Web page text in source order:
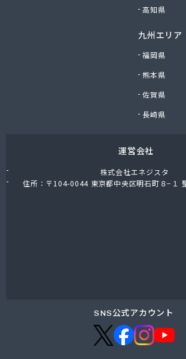
高知県
九州エリア
福岡県
熊本県
佐賀県
長崎県
運営会社
株式会社エネジスタ
住所：〒104-0044 東京都中央区明石町８−１
SNS公式アカウント